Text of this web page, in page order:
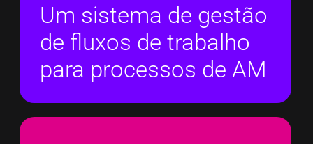
Um sistema de gestão
de fluxos de trabalho
para processos de AM